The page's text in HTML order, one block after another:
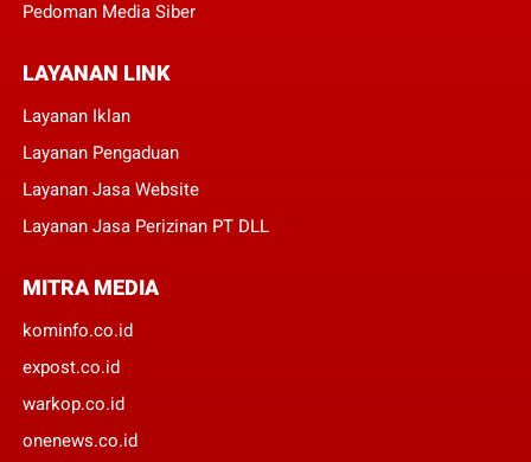
Pedoman Media Siber
LAYANAN LINK
Layanan Iklan
Layanan Pengaduan
Layanan Jasa Website
Layanan Jasa Perizinan PT DLL
MITRA MEDIA
kominfo.co.id
expost.co.id
warkop.co.id
onenews.co.id